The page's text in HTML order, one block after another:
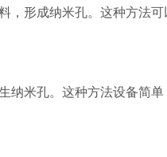
成纳米孔。这种方法
米孔。这种方法设备简单